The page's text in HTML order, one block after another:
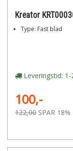
Kreator
Type: Fast blad
Leveringstid:
100,-
122,00 SPAR 18%